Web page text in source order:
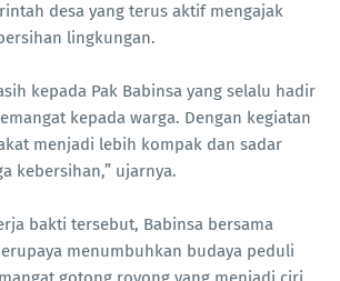
desa yang terus aktif mengajak
lingkungan.
kepada Pak Babinsa yang selalu hadir
kepada warga. Dengan kegiatan
menjadi lebih kompak dan sadar
kebersihan,” ujarnya.
bakti tersebut, Babinsa bersama
menumbuhkan budaya peduli